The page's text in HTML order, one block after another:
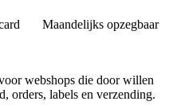
Maandelijks opzegbaar
webshops die door willen
orders, labels en verzending.